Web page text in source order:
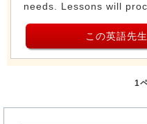
needs. Lessons will
この英語先
1